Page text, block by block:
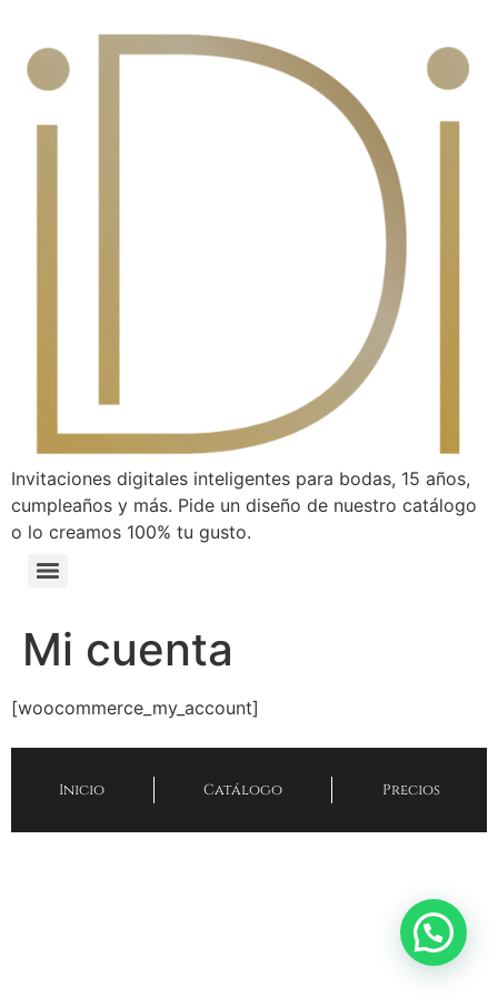
Invitaciones digitales inteligentes para bodas, 15 años,
cumpleaños y más. Pide un diseño de nuestro catálogo
o lo creamos 100% tu gusto.
Mi cuenta
[woocommerce_my_account]
Inicio Catálogo Precios